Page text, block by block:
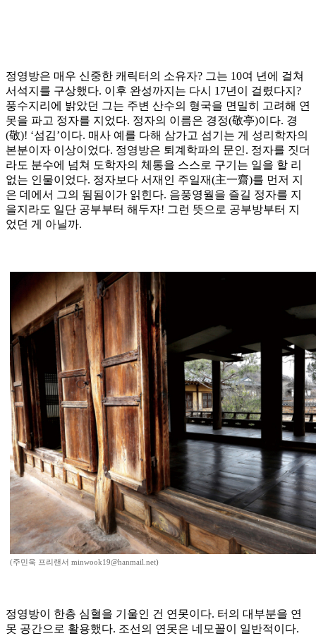
정영방은 매우 신중한 캐릭터의 소유자? 그는 10여 년에 걸쳐
서석지를 구상했다. 이후 완성까지는 다시 17년이 걸렸다지?
풍수지리에 밝았던 그는 주변 산수의 형국을 면밀히 고려해 연
못을 파고 정자를 지었다. 정자의 이름은 경정(敬亭)이다. 경
(敬)! ‘섬김’이다. 매사 예를 다해 삼가고 섬기는 게 성리학자의
본분이자 이상이었다. 정영방은 퇴계학파의 문인. 정자를 짓더
라도 분수에 넘쳐 도학자의 체통을 스스로 구기는 일을 할 리
없는 인물이었다. 정자보다 서재인 주일재(主一齋)를 먼저 지
은 데에서 그의 됨됨이가 읽힌다. 음풍영월을 즐길 정자를 지
을지라도 일단 공부부터 해두자! 그런 뜻으로 공부방부터 지
었던 게 아닐까.
(주민욱 프리랜서 minwook19@hanmail.net)
정영방이 한층 심혈을 기울인 건 연못이다. 터의 대부분을 연
못 공간으로 활용했다. 조선의 연못은 네모꼴이 일반적이다.